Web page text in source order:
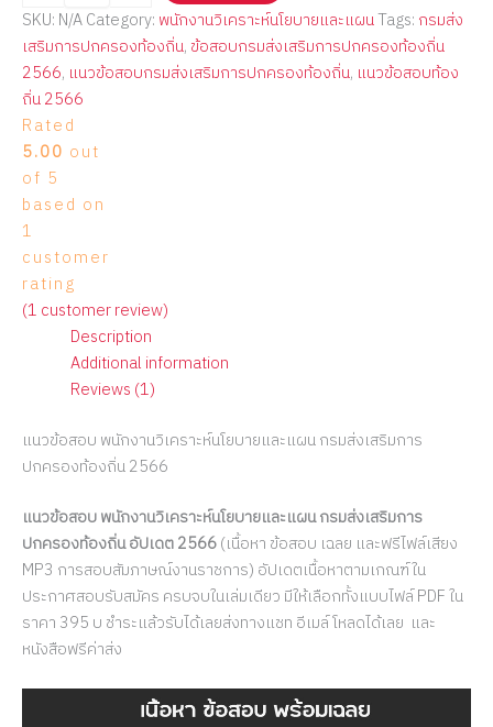
SKU: N/ACategory: พนักงานวิเคราะห์นโยบายและแผนTags: กรมส่ง
เสริมการปกครองท้องถิ่น, ข้อสอบกรมส่งเสริมการปกครองท้องถิ่น
2566, แนวข้อสอบกรมส่งเสริมการปกครองท้องถิ่น, แนวข้อสอบท้อง
ถิ่น 2566
Rated
5.00 out
of 5
based on
1
customer
rating
(1 customer review)
Description
Additional information
Reviews (1)
แนวข้อสอบ พนักงานวิเคราะห์นโยบายและแผน กรมส่งเสริมการ
ปกครองท้องถิ่น 2566
แนวข้อสอบ พนักงานวิเคราะห์นโยบายและแผน กรมส่งเสริมการ
ปกครองท้องถิ่น อัปเดต 2566(เนื้อหา ข้อสอบ เฉลย และฟรีไฟล์เสียง
MP3 การสอบสัมภาษณ์งานราชการ) อัปเดตเนื้อหาตามเกณฑ์ใน
ประกาศสอบรับสมัคร ครบจบในเล่มเดียว มีให้เลือกทั้งแบบไฟล์ PDF ใน
ราคา 395 บ ชำระแล้วรับได้เลยส่งทางแชท อีเมล์ โหลดได้เลย และ
หนังสือฟรีค่าส่ง